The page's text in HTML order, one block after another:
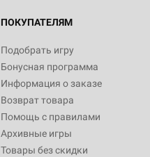
ПОКУПАТЕЛЯМ
Подобрать игру
Бонусная программа
Информация о заказе
Возврат товара
Помощь с правилами
Архивные игры
Товары без скидки